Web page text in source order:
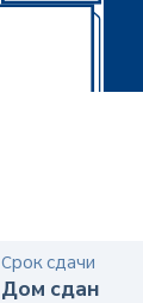
Срок сдачи
Дом сдан